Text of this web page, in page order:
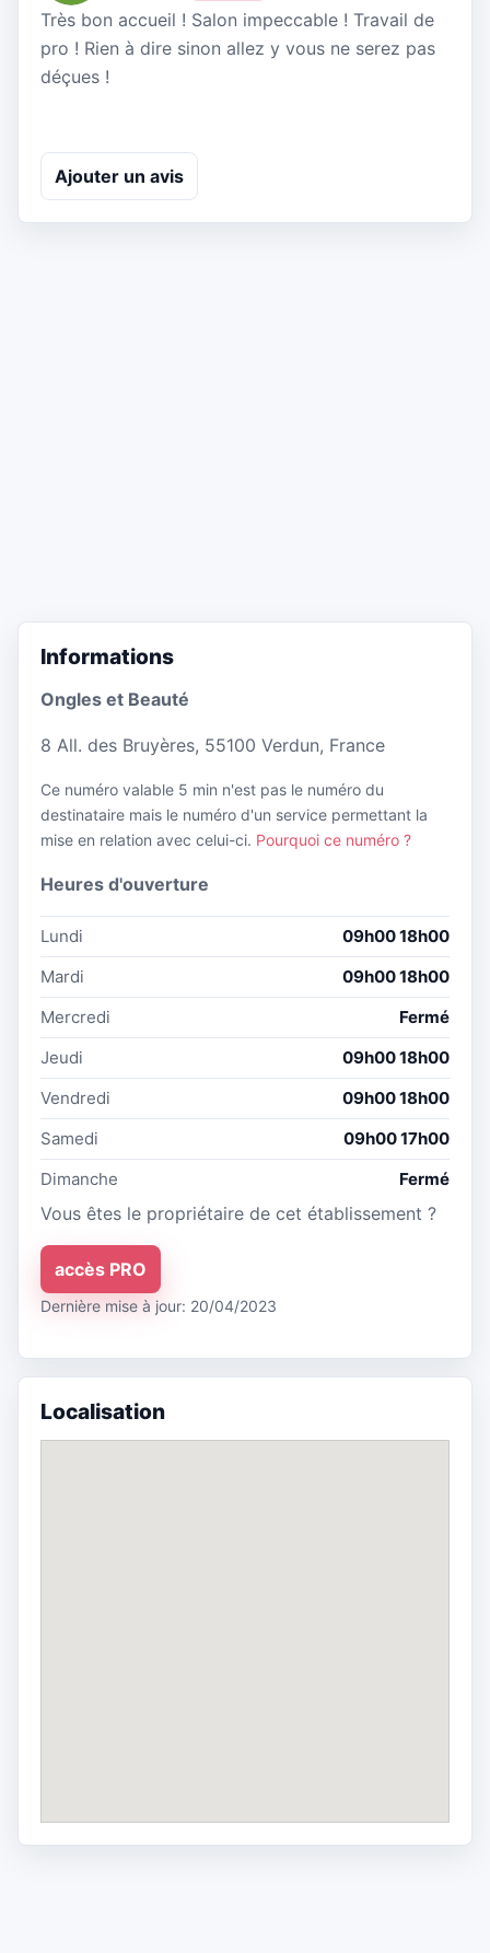
Très bon accueil ! Salon impeccable ! Travail de
pro ! Rien à dire sinon allez y vous ne serez pas
déçues !
Ajouter un avis
Informations
Ongles et Beauté
8 All. des Bruyères, 55100 Verdun, France
Ce numéro valable 5 min n'est pas le numéro du
destinataire mais le numéro d'un service permettant la
mise en relation avec celui-ci. Pourquoi ce numéro ?
Heures d'ouverture
Lundi
09h00 18h00
Mardi
09h00 18h00
Mercredi
Fermé
Jeudi
09h00 18h00
Vendredi
09h00 18h00
Samedi
09h00 17h00
Dimanche
Fermé
Vous êtes le propriétaire de cet établissement ?
accès PRO
Dernière mise à jour: 20/04/2023
Localisation